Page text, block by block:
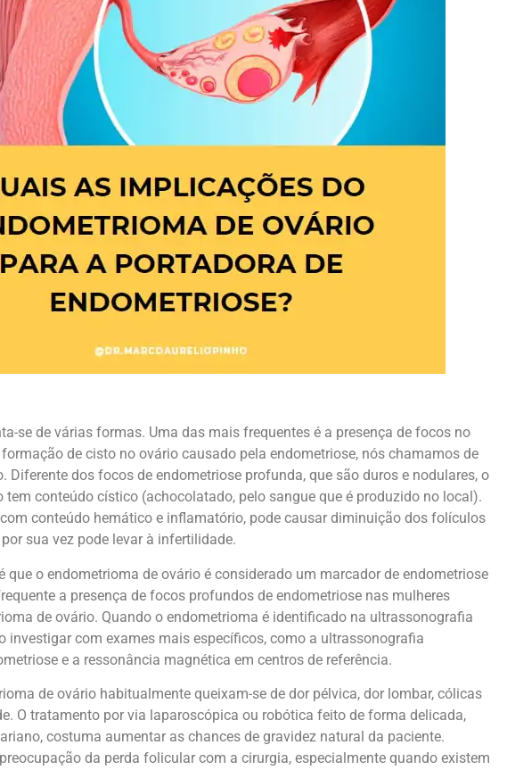
se de várias formas. Uma das mais frequentes é a presença de focos no
de cisto no ovário causado pela endometriose, nós chamamos de
Diferente dos focos de endometriose profunda, que são duros e nodulares, o
tem conteúdo cístico (achocolatado, pelo sangue que é produzido no local).
conteúdo hemático e inflamatório, pode causar diminuição dos folículos
sua vez pode levar à infertilidade.
que o endometrioma de ovário é considerado um marcador de endometriose
a presença de focos profundos de endometriose nas mulheres
de ovário. Quando o endometrioma é identificado na ultrassonografia
investigar com exames mais específicos, como a ultrassonografia
e a ressonância magnética em centros de referência.
de ovário habitualmente queixam-se de dor pélvica, dor lombar, cólicas
O tratamento por via laparoscópica ou robótica feito de forma delicada,
costuma aumentar as chances de gravidez natural da paciente.
da perda folicular com a cirurgia, especialmente quando existem